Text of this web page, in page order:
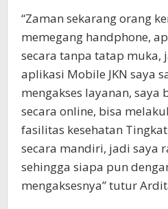
“Zaman sekarang orang
memegang handphone,
secara tanpa tatap muka,
aplikasi Mobile JKN saya
mengakses layanan,
secara online, bisa
fasilitas kesehatan
secara mandiri, jadi saya
sehingga siapa pun
mengaksesnya” tutur